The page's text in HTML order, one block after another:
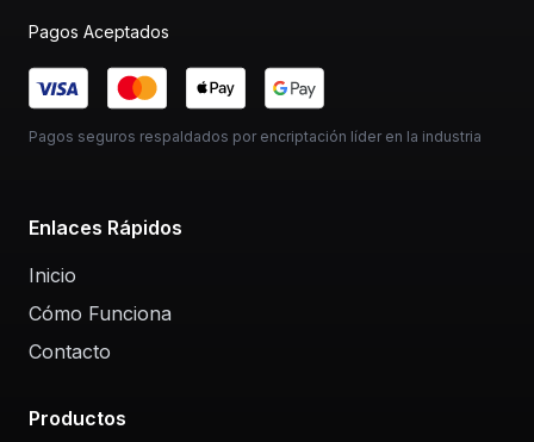
Pagos Aceptados
Pagos seguros respaldados por encriptación líder en la industria
Enlaces Rápidos
Inicio
Cómo Funciona
Contacto
Productos